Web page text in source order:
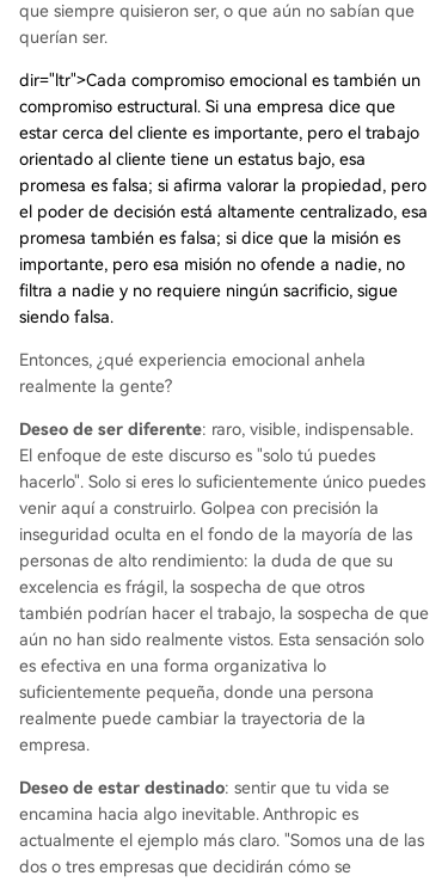
que siempre quisieron ser, o que aún no sabían que
querían ser.
dir="ltr">Cada compromiso emocional es también un
compromiso estructural. Si una empresa dice que
estar cerca del cliente es importante, pero el trabajo
orientado al cliente tiene un estatus bajo, esa
promesa es falsa; si afirma valorar la propiedad, pero
el poder de decisión está altamente centralizado, esa
promesa también es falsa; si dice que la misión es
importante, pero esa misión no ofende a nadie, no
filtra a nadie y no requiere ningún sacrificio, sigue
siendo falsa.
Entonces, ¿qué experiencia emocional anhela
realmente la gente?
Deseo de ser diferente: raro, visible, indispensable.
El enfoque de este discurso es "solo tú puedes
hacerlo". Solo si eres lo suficientemente único puedes
venir aquí a construirlo. Golpea con precisión la
inseguridad oculta en el fondo de la mayoría de las
personas de alto rendimiento: la duda de que su
excelencia es frágil, la sospecha de que otros
también podrían hacer el trabajo, la sospecha de que
aún no han sido realmente vistos. Esta sensación solo
es efectiva en una forma organizativa lo
suficientemente pequeña, donde una persona
realmente puede cambiar la trayectoria de la
empresa.
Deseo de estar destinado: sentir que tu vida se
encamina hacia algo inevitable. Anthropic es
actualmente el ejemplo más claro. "Somos una de las
dos o tres empresas que decidirán cómo se